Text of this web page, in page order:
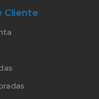
Cliente